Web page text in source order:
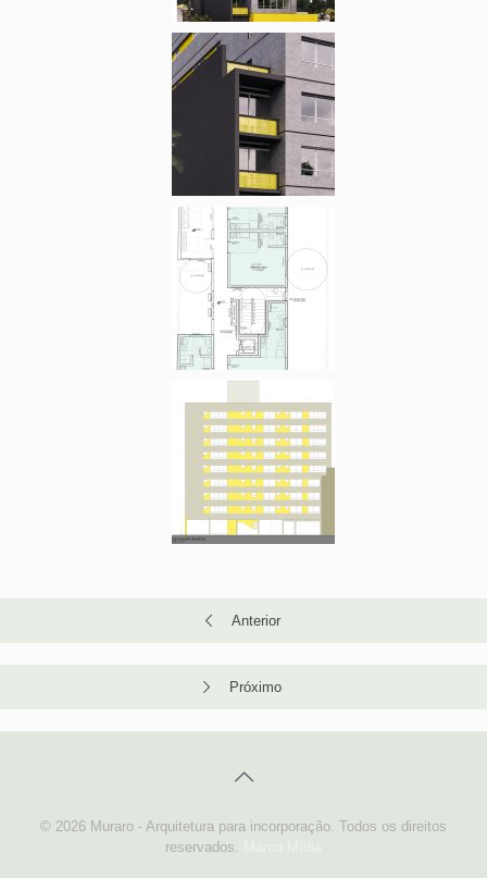
layout de sua unidade através de divisórias leves ou da distribuição
Grandes panos de esquadrias foram adicionados, fortalecendo as
possibilidades de iluminação natural e renovação de ar nas
unidades. As sacadas, além de servirem como espaço intermediário
entre o público e o privado, possibilitaram privacidade nos
apartamentos em que foi necessário o emprego de janelas tipo piso-
teto nos andares mais baixos em contato com áreas comuns.
A volumetria, resultado direto do máximo respeito e aproveitamento
do regime urbanístico local, é marcada pela verticalidade na fachada
frontal em contraste com a horizontalidade nas laterais, acentuada
pela pintura geométrica de longos quadros amarelos emoldurados
Projeto Arquitetônico
: 43 apartamentos / 12 vagas
FunHouse Construtora e Incorporadora LTDA.
Anterior
Próximo
© 2026 Muraro - Arquitetura para incorporação. Todos os direitos
reservados.